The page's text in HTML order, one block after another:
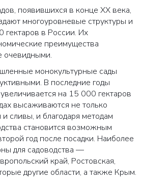
появившихся в конце XX века,
многоуровневые структуры и
в России. Их
преимущества
очевидными.
монокультурные сады
В последние годы
на 15 000 гектаров
высаживаются не только
сливы, и благодаря методам
становится возможным
год после посадки. Наиболее
для садоводства —
край, Ростовская,
другие области, а также Крым.